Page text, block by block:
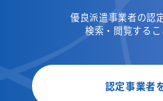
優良派遣事業者の認
検索・閲覧するこ
認定事業者